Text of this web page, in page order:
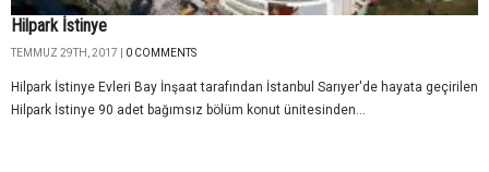
Hilpark İstinye
TEMMUZ 29TH, 2017 | 0 COMMENTS
Hilpark İstinye Evleri Bay İnşaat tarafından İstanbul Sarıyer'de hayata geçirilen
Hilpark İstinye 90 adet bağımsız bölüm konut ünitesinden...